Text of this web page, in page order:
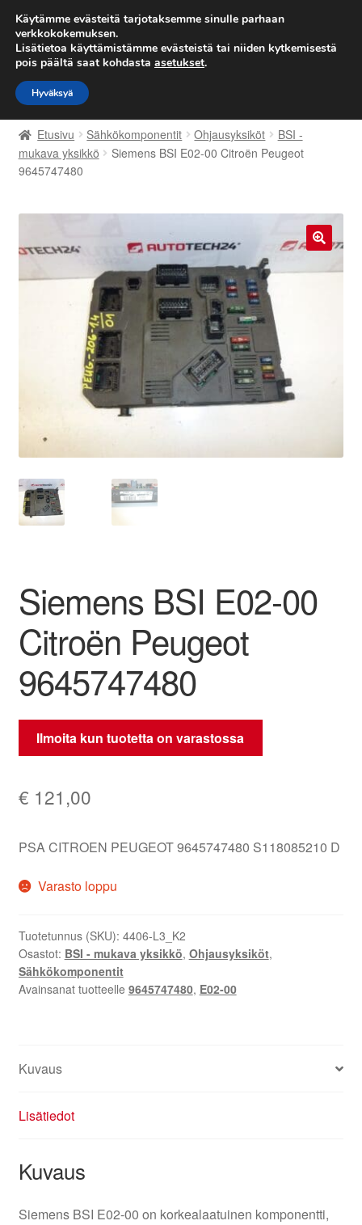
TOIMITUS alkaen 7 EUR
Siirry
navigointiin
Siirry
sisältöön
Etusivu
Kärry
Maailmanlaajuinen toimitus
Ota yhteyttä
Reklamaatiomenettely
Tarkista
Valitukset
Etusivu Sähkökomponentit Ohjausyksiköt
BSI -
mukava yksikkö
Siemens BSI E02-00 Citroën Peugeot
9645747480
Siemens BSI E02-00
Citroën Peugeot
9645747480
Ilmoita kun tuotetta on varastossa
€ 121,00
PSA CITROEN PEUGEOT 9645747480 S118085210 D
Varasto loppu
Tuotetunnus (SKU): 4406-L3_K2
Osastot: BSI - mukava yksikkö, Ohjausyksiköt,
Sähkökomponentit
Avainsanat tuotteelle 9645747480, E02-00
Kuvaus
Lisätiedot
Kuvaus
Siemens BSI E02-00 on korkealaatuinen komponentti,
Käytämme evästeitä tarjotaksemme sinulle parhaan
verkkokokemuksen.
Lisätietoa käyttämistämme evästeistä tai niiden kytkemisestä
pois päältä saat kohdasta asetukset.
Hyväksyä